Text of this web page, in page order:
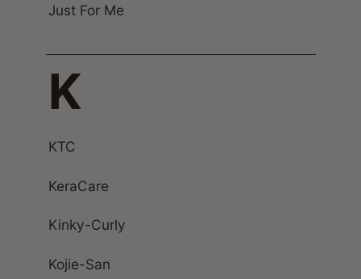
Just For Me
K
KTC
KeraCare
Kinky-Curly
Kojie-San